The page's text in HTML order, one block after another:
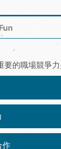
要的職場競爭力
作